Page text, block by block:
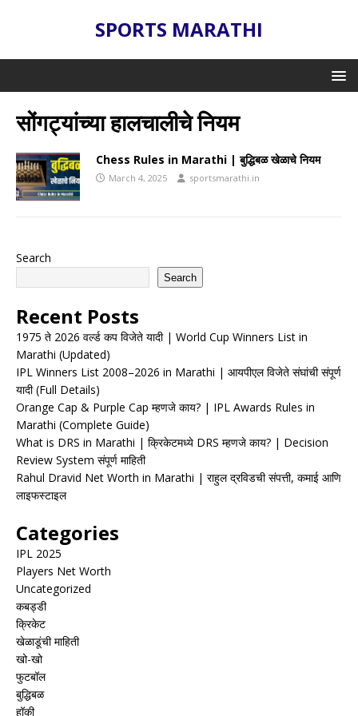
SPORTS MARATHI
सोंगट्यांच्या हालचालीचे नियम
Chess Rules in Marathi | बुद्धिबळ खेळाचे नियम
March 4, 2025 sportsmarathi.in
Search
Search
Recent Posts
1975 ते 2026 वर्ल्ड कप विजेते यादी | World Cup Winners List in
Marathi (Updated)
IPL Winners List 2008–2026 in Marathi | आयपीएल विजेते संघांची संपूर्ण
यादी (Full Details)
Orange Cap & Purple Cap म्हणजे काय? | IPL Awards Rules in
Marathi (Complete Guide)
What is DRS in Marathi | क्रिकेटमध्ये DRS म्हणजे काय? | Decision
Review System संपूर्ण माहिती
Rahul Dravid Net Worth in Marathi | राहुल द्रविडची संपत्ती, कमाई आणि
लाइफस्टाइल
Categories
IPL 2025
Players Net Worth
Uncategorized
कबड्डी
क्रिकेट
खेळाडूंची माहिती
खो-खो
फुटबॉल
बुद्धिबळ
हॉकी